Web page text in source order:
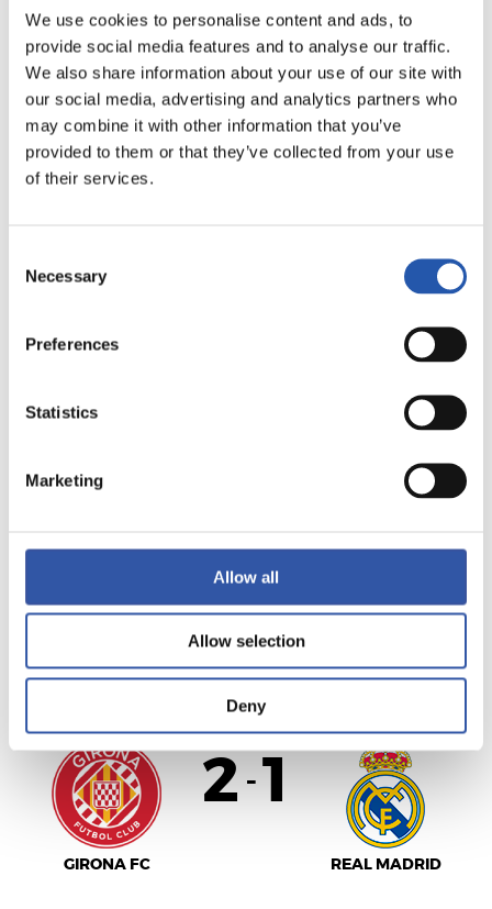
We use cookies to personalise content and ads, to
provide social media features and to analyse our traffic.
We also share information about your use of our site with
our social media, advertising and analytics partners who
may combine it with other information that you’ve
provided to them or that they’ve collected from your use
of their services.
Selection
Necessary
Preferences
Statistics
Marketing
Allow all
Allow selection
Deny
LALIGA
FINALIZADO
2-1
FINALIZADO
FINALIZADO
GIRONA FC
2 - 1
REAL MADRID